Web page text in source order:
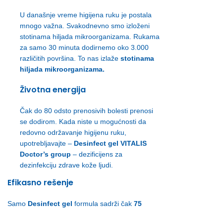
U današnje vreme higijena ruku je postala
mnogo važna. Svakodnevno smo izloženi
stotinama hiljada mikroorganizama. Rukama
za samo 30 minuta dodirnemo oko 3.000
različitih površina. To nas izlaže stotinama
hiljada mikroorganizama.
Životna energija
Čak do 80 odsto prenosivih bolesti prenosi
se dodirom. Kada niste u mogućnosti da
redovno održavanje higijenu ruku,
upotrebljavajte – Desinfect gel VITALIS
Doctor’s group – dezificijens za
dezinfekciju zdrave kože ljudi.
Efikasno rešenje
Samo Desinfect gel formula sadrži čak 75